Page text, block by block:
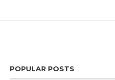
POPULAR POSTS